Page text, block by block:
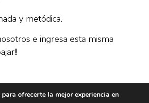
y metódica.
e ingresa esta misma
ofrecerte la mejor experiencia en